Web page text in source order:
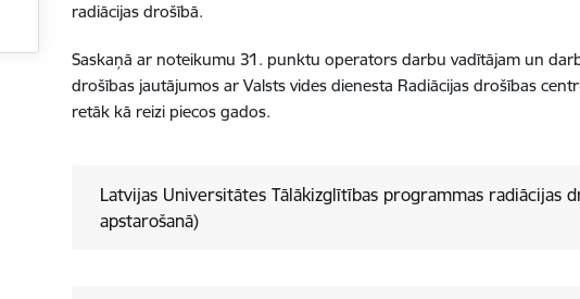
radiācijas drošībā.
Saskaņā ar noteikumu 31. punktu operators darbu vadītājam un
drošības jautājumos ar Valsts vides dienesta Radiācijas drošības
retāk kā reizi piecos gados.
Latvijas Universitātes Tālākizglītības programmas radiācijas
apstarošanā)